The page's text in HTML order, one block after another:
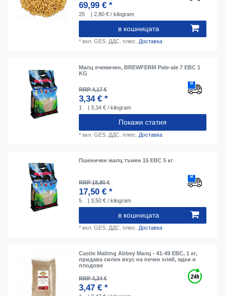
69,99 € *
25 | 2,80 € / kilogram
в кошницата
*вкл. GES. ДДС. плюс. Доставка
Малц ечемичен, BREWFERM Pale-ale 7 EBC 1
KG
RRP 4,17 €
3,34 € *
1 | 3,34 € / kilogram
Покажи статия
*вкл. GES. ДДС. плюс. Доставка
Пшеничен малц тъмен 15 EBC 5 кг
RRP 18,80 €
17,50 € *
5 | 3,50 € / kilogram
в кошницата
*вкл. GES. ДДС. плюс. Доставка
Castle Malting Abbey Малц - 41-49 EBC, 1 кг,
придава силен вкус на печен хляб, ядки и
плодове
RRP 4,34 €
3,47 € *